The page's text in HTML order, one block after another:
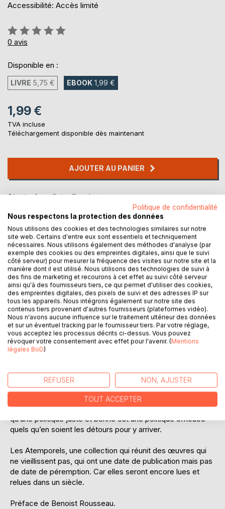
Accessibilité: Accès limité
Évaluation:
0%
0 avis
Disponible en :
LIVRE 5,75 € EBOOK 1,99 €
1,99 €
TVA incluse
Téléchargement disponible dès maintenant
AJOUTER AU PANIER
Ajouter à ma liste d'envies
DESCRIPTION
Le Prince de Nicolas Machiavel est un traité politique
rédigé en 1513 mais publié en 1532, après la mort de
Machiavel (1527). Depuis plus de 5 siècles, son succès ne
se dément pas. Analysé, décortiqué, loué ou blâmé, interdit
par les autorités religieuses de son époque, étudié à
fascination ou le dégoût.
Le Prince est l’ouvrage de référence de la pensée politique
car sa conception est radicalement moderne. Il réussit à
dissocier le réel et l’action de la moralité en considérant
qu’une politique juste et bonne est une politique efficace
quels qu’en soient les détours pour y arriver.
Les Atemporels, une collection qui réunit des œuvres qui
ne vieillissent pas, qui ont une date de publication mais pas
de date de péremption. Car elles seront encore lues et
relues dans un siècle.
Préface de Benoist Rousseau.
Politique de confidentialité
Nous respectons la protection des données
Nous utilisons des cookies et des technologies similaires sur notre
site web. Certains d'entre eux sont essentiels et techniquement
nécessaires. Nous utilisons également des méthodes d'analyse (par
exemple des cookies ou des empreintes digitales, ainsi que le suivi
côté serveur) pour mesurer la fréquence des visites sur notre site et la
manière dont il est utilisé. Nous utilisons des technologies de suivi à
des fins de marketing et recourons à cet effet au suivi côté serveur
ainsi qu'à des fournisseurs tiers, ce qui permet d'utiliser des cookies,
des empreintes digitales, des pixels de suivi et des adresses IP sur
tous les appareils. Nous intégrons également sur notre site des
contenus tiers provenant d'autres fournisseurs (plateformes vidéo).
Nous n'avons aucune influence sur le traitement ultérieur des données
et sur un éventuel tracking par le fournisseur tiers. Par votre réglage,
vous acceptez les processus décrits ci-dessus. Vous pouvez
révoquer votre consentement avec effet pour l'avenir. (Mentions
légales BoD)
REFUSER NON, AJUSTER
TOUT ACCEPTER